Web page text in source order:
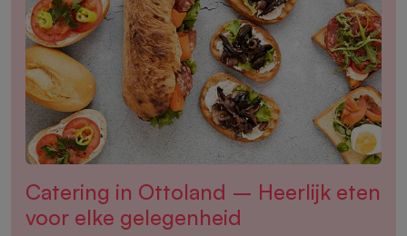
Catering in Ottoland – Heerlijk eten
voor elke gelegenheid